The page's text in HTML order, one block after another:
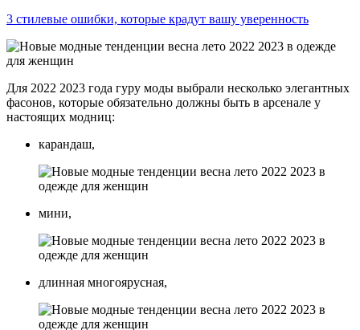
3 стилевые ошибки, которые крадут вашу уверенность
Для 2022 2023 года гуру моды выбрали несколько элегантных
фасонов, которые обязательно должны быть в арсенале у
настоящих модниц:
карандаш,
мини,
длинная многоярусная,